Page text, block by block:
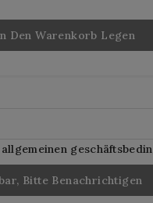
Den Warenkorb Legen
Bitte Benachrichtigen